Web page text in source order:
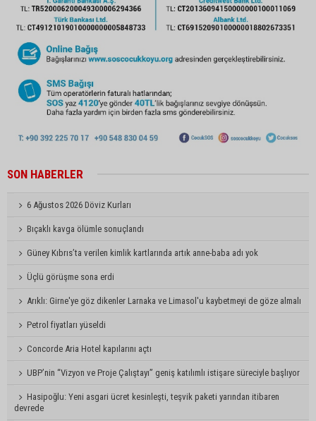
SON HABERLER
6 Ağustos 2026 Döviz Kurları
Bıçaklı kavga ölümle sonuçlandı
Güney Kıbrıs’ta verilen kimlik kartlarında artık anne-baba adı yok
Üçlü görüşme sona erdi
Arıklı: Girne'ye göz dikenler Larnaka ve Limasol'u kaybetmeyi de göze almalı
Petrol fiyatları yüseldi
Concorde Aria Hotel kapılarını açtı
UBP’nin “Vizyon ve Proje Çalıştayı” geniş katılımlı istişare süreciyle başlıyor
Hasipoğlu: Yeni asgari ücret kesinleşti, teşvik paketi yarından itibaren
devrede